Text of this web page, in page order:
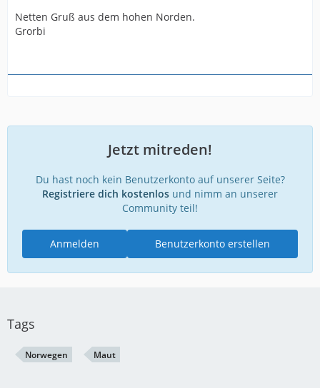
Netten Gruß aus dem hohen Norden.
Grorbi
Jetzt mitreden!
Du hast noch kein Benutzerkonto auf unserer Seite?
Registriere dich kostenlos und nimm an unserer
Community teil!
Benutzerkonto erstellen
Anmelden
Tags
Norwegen Maut